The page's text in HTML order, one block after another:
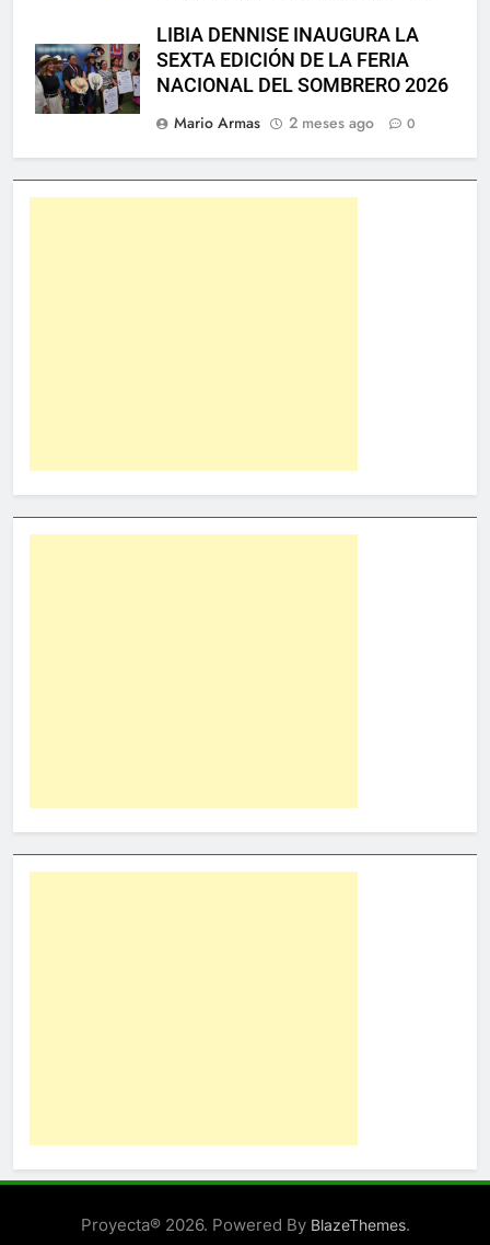
LIBIA DENNISE INAUGURA LA
SEXTA EDICIÓN DE LA FERIA
NACIONAL DEL SOMBRERO 2026
Mario Armas
2 meses ago 0
Proyecta® 2026. Powered By BlazeThemes.